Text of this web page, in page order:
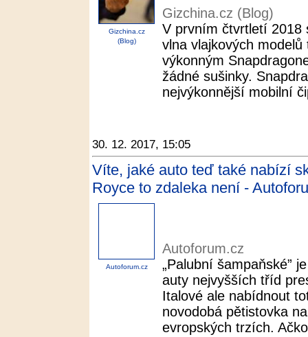
Gizchina.cz
(Blog)
Gizchina.cz (Blog)
V prvním čtvrtletí 2018
vlna vlajkových
výkonným
žádné sušinky.
nejvýkonnější mobilní
30. 12. 2017, 15:05
Víte, jaké auto teď také nabízí
Royce to zdaleka není -
Autoforum.cz
Autoforum.cz
„Palubní šampaňské”
auty nejvyšších tříd
Italové ale nabídnout
novodobá pětistovka
evropských trzích.